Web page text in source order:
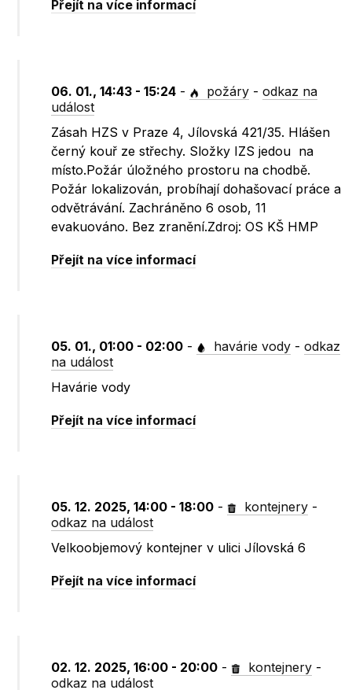
Přejít na více informací
06. 01., 14:43 - 15:24 - požáry -odkaz na
událost
Zásah HZS v Praze 4, Jílovská 421/35. Hlášen
černý kouř ze střechy. Složky IZS jedou na
místo.Požár úložného prostoru na chodbě.
Požár lokalizován, probíhají dohašovací práce a
odvětrávání. Zachráněno 6 osob, 11
evakuováno. Bez zranění.Zdroj: OS KŠ HMP​
Přejít na více informací
05. 01., 01:00 - 02:00 - havárie vody -odkaz
na událost
Havárie vody
Přejít na více informací
05. 12. 2025, 14:00 - 18:00 - kontejnery -
odkaz na událost
Velkoobjemový kontejner v ulici Jílovská 6
Přejít na více informací
02. 12. 2025, 16:00 - 20:00 - kontejnery -
odkaz na událost